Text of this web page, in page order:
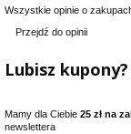
Wszystkie opinie o
Przejdź do opinii
Lubisz
Mamy dla Ciebie 25 zł na
newslettera